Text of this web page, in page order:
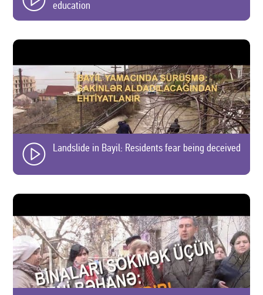
education
Landslide in Bayil: Residents fear being deceived